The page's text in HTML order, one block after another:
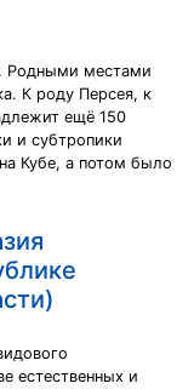
Родными местами
К роду Персея, к
ещё 150
и субтропики
Кубе, а потом было
естественных и